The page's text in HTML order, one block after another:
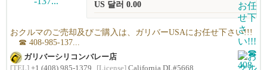
US 달러 0.00
おクルマのご売却及びご購入は、ガリバーUSAにお任せ下さい!!!
☎ 408-985-137...
ガリバーシリコンバレー店
[TEL] +1 (408) 985-1379 [License] California DL#5668